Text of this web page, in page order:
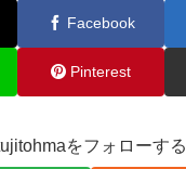
Facebook
Pinterest
をフォローする